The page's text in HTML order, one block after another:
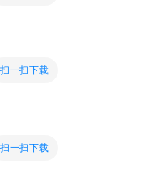
扫一扫下载
扫一扫下载